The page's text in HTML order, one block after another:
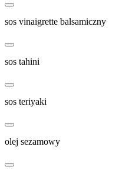
sos vinaigrette balsamiczny
sos tahini
sos teriyaki
olej sezamowy